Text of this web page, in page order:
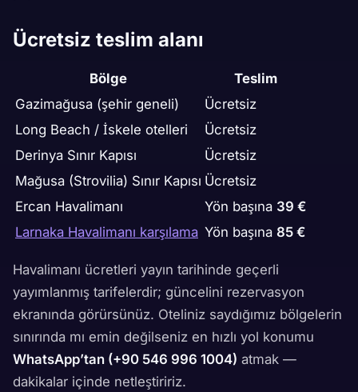
Ücretsiz teslim alanı
Bölge
Teslim
Gazimağusa (şehir geneli)
Ücretsiz
Long Beach / İskele otelleri
Ücretsiz
Derinya Sınır Kapısı
Ücretsiz
Mağusa (Strovilia) Sınır Kapısı Ücretsiz
Ercan Havalimanı
Yön başına 39 €
Larnaka Havalimanı karşılama Yön başına 85 €
Havalimanı ücretleri yayın tarihinde geçerli
yayımlanmış tarifelerdir; güncelini rezervasyon
ekranında görürsünüz. Oteliniz saydığımız bölgelerin
sınırında mı emin değilseniz en hızlı yol konumu
WhatsApp’tan (+90 546 996 1004) atmak —
dakikalar içinde netleştiririz.